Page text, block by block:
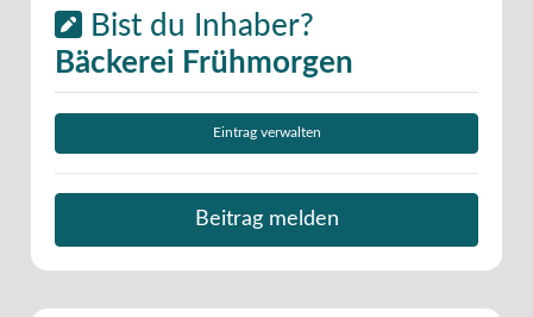
Bist du Inhaber?
Bäckerei Frühmorgen
Eintrag verwalten
Beitrag melden